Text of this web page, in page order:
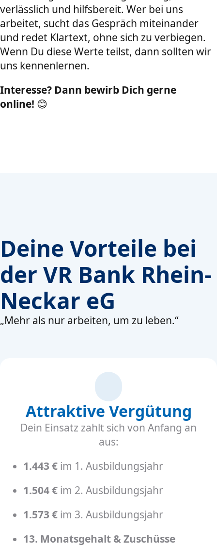
verlässlich und hilfsbereit. Wer bei uns
arbeitet, sucht das Gespräch miteinander
und redet Klartext, ohne sich zu verbiegen.
Wenn Du diese Werte teilst, dann sollten wir
uns kennenlernen.
Interesse? Dann bewirb Dich gerne
online! 😊
Deine Vorteile bei
der VR Bank Rhein-
Neckar eG
„Mehr als nur arbeiten, um zu leben.“
Attraktive Vergütung
Dein Einsatz zahlt sich von Anfang an
aus:
1.443 € im 1. Ausbildungsjahr
1.504 € im 2. Ausbildungsjahr
1.573 € im 3. Ausbildungsjahr
13. Monatsgehalt & Zuschüsse